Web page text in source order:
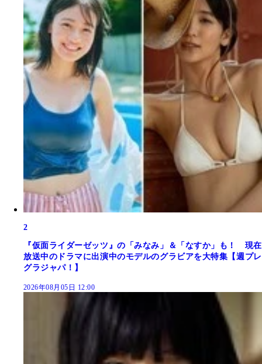
2
『仮面ライダーゼッツ』の「みなみ」＆「なすか」も！ 現在
放送中のドラマに出演中のモデルのグラビアを大特集【週プレ
グラジャパ！】
2026年08月05日 12:00